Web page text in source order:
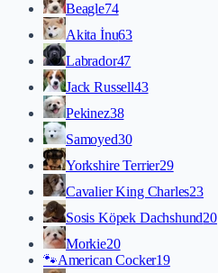
Beagle74
Akita İnu63
Labrador47
Jack Russell43
Pekinez38
Samoyed30
Yorkshire Terrier29
Cavalier King Charles23
Sosis Köpek Dachshund20
Morkie20
🐾American Cocker19